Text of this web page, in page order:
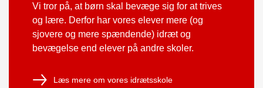
Vi tror på, at børn skal bevæge sig for at trives
og lære. Derfor har vores elever mere (og
sjovere og mere spændende) idræt og
bevægelse end elever på andre skoler.
Læs mere om vores idrætsskole